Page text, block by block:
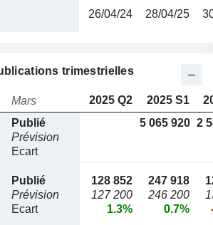
26/04/24 28/04/25
trimestrielles
Mars 2025 Q2 2025 S1
Publié
Prévision
Ecart
5 065 920 2
Publié
Prévision
Ecart
128 852
127 200
1.3%
247 918
246 200
0.7%